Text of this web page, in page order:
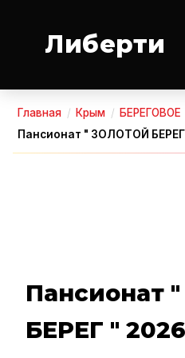
Либерти
Главная / Крым / БЕРЕГОВОЕ
Пансионат " ЗОЛОТОЙ
Пансионат
БЕРЕГ " 2026